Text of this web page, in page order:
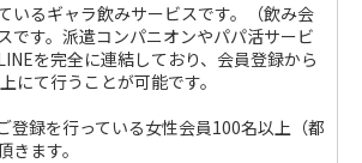
いるギャラ飲みサービスです。（飲み会
です。派遣コンパニオンやパパ活サービ
を完全に連結しており、会員登録から
にて行うことが可能です。
登録を行っている女性会員100名以上（都
きます。